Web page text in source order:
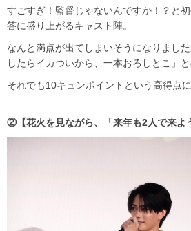
すごすぎ！監督じゃないんですか！？と
答に盛り上がるキャスト陣。
なんと満点が出てしまいそうになりまし
したらイカついから、一本おろしとこ」と
それでも10キュンポイントという高得点
②【花火を見ながら、「来年も2人で来よ